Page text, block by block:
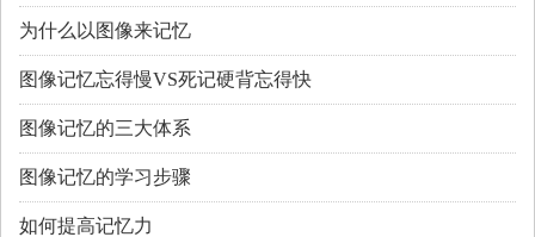
为什么以图像来记忆
图像记忆忘得慢VS死记硬背忘得快
图像记忆的三大体系
图像记忆的学习步骤
如何提高记忆力